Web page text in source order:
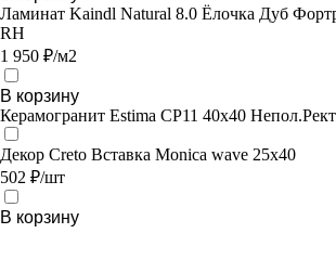
Ламинат Kaindl Natural 8.0 Ёлочка Дуб
RH
1 950 ₽/м2
В корзину
Керамогранит Estima CP11 40x40
Декор Creto Вставка Monica wave 25х40
502 ₽/шт
В корзину